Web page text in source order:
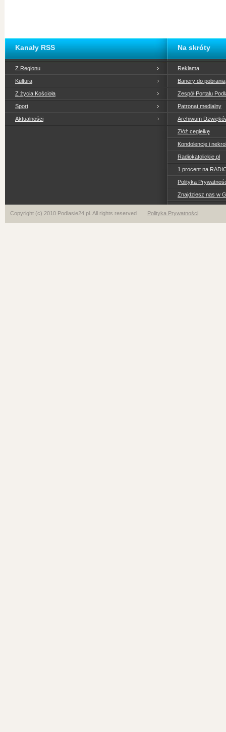
Kanały RSS
Z Regionu
Kultura
Z życia Kościoła
Sport
Aktualności
Na skróty
Reklama
Banery do pobrania
Zespół Portalu
Patronat medialny
Archiwum
Złóż cegiełkę
Kondolencje i
Radiokatolickie.pl
1 procent na
Polityka
Znajdziesz nas w
Copyright (c) 2010 Podlasie24.pl. All rights reserved Polityka Prywatności